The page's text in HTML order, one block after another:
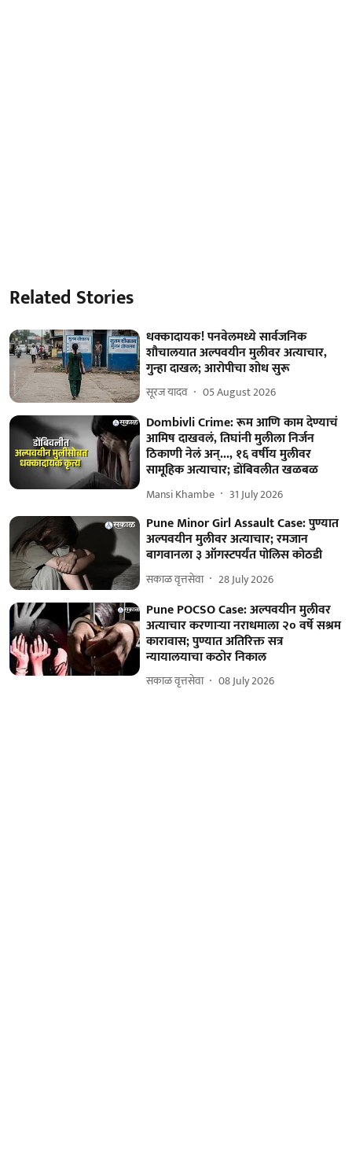
Related Stories
धक्कादायक! पनवेलमध्ये सार्वजनिक
शौचालयात अल्पवयीन मुलीवर अत्याचार,
गुन्हा दाखल; आरोपीचा शोध सुरू
सूरज यादव 05 August 2026
Dombivli Crime: रूम आणि काम देण्याचं
आमिष दाखवलं, तिघांनी मुलीला निर्जन
ठिकाणी नेलं अन्..., १६ वर्षीय मुलीवर
सामूहिक अत्याचार; डोंबिवलीत खळबळ
Mansi Khambe 31 July 2026
Pune Minor Girl Assault Case: पुण्यात
अल्पवयीन मुलीवर अत्याचार; रमजान
बागवानला ३ ऑगस्टपर्यंत पोलिस कोठडी
सकाळ वृत्तसेवा 28 July 2026
Pune POCSO Case: अल्पवयीन मुलीवर
अत्याचार करणाऱ्या नराधमाला २० वर्षे सश्रम
कारावास; पुण्यात अतिरिक्त सत्र
न्यायालयाचा कठोर निकाल
सकाळ वृत्तसेवा 08 July 2026